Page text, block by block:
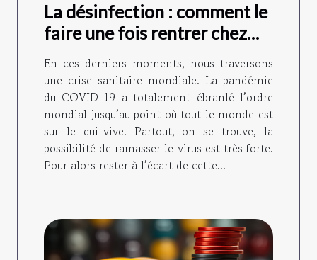
La désinfection : comment le
faire une fois rentrer chez
soi ?
En ces derniers moments, nous traversons
une crise sanitaire mondiale. La pandémie
du COVID-19 a totalement ébranlé l’ordre
mondial jusqu’au point où tout le monde est
sur le qui-vive. Partout, on se trouve, la
possibilité de ramasser le virus est très forte.
Pour alors rester à l’écart de cette...